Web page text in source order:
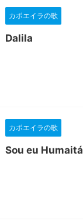
カポエイラの歌
Dalila
カポエイラの歌
Sou eu Humaitá